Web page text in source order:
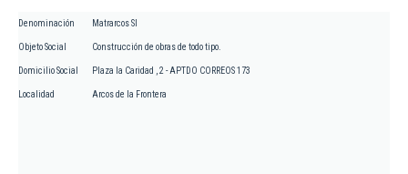
Denominación Matrarcos Sl
Objeto Social Construcción de obras de todo tipo.
Domicilio Social Plaza la Caridad , 2 - APTDO CORREOS 173
Localidad Arcos de la Frontera